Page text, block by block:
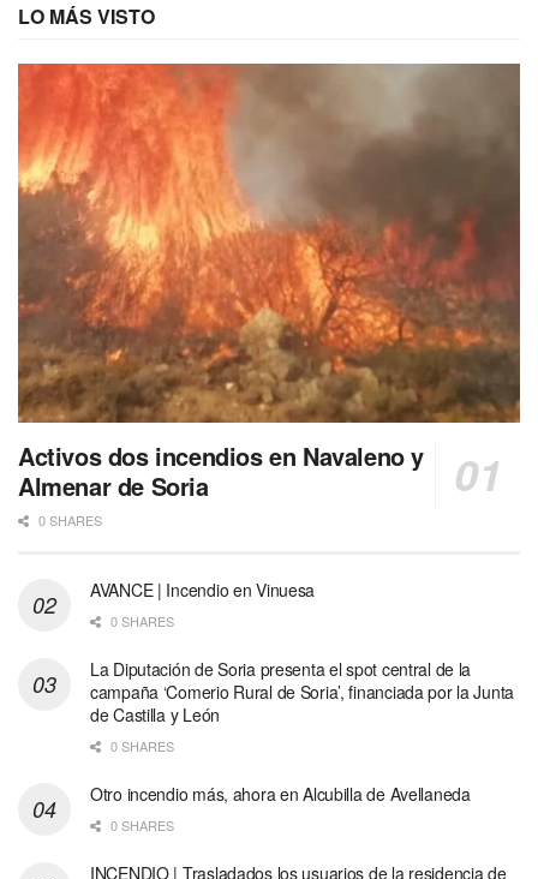
LO MÁS VISTO
Activos dos incendios en Navaleno y
Almenar de Soria
0 SHARES
AVANCE | Incendio en Vinuesa
0 SHARES
La Diputación de Soria presenta el spot central de la
campaña ‘Comerio Rural de Soria’, financiada por la Junta
de Castilla y León
0 SHARES
Otro incendio más, ahora en Alcubilla de Avellaneda
0 SHARES
INCENDIO | Trasladados los usuarios de la residencia de